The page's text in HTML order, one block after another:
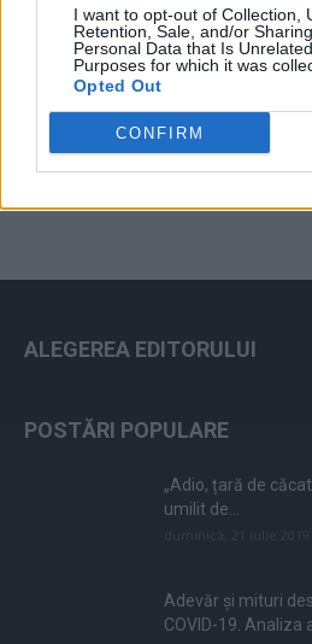
I want to opt-out of Collection,
Retention, Sale, and/or
Personal Data that Is
Purposes for which it was
Opted Out
CONFIRM ad
ALEGEREA EDITORULUI
POSTĂRI POPULARE
„Adio, țară de
umilit de...
Adevăr și mituri
COVID-19. Analiza a